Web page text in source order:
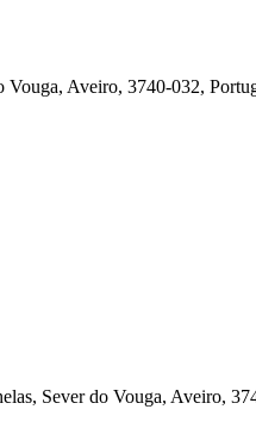
Vouga, Aveiro, 3740-032,
Sever do Vouga, Aveiro,